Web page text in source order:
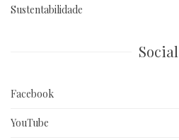
Sustentabilidade
Social
Facebook
YouTube